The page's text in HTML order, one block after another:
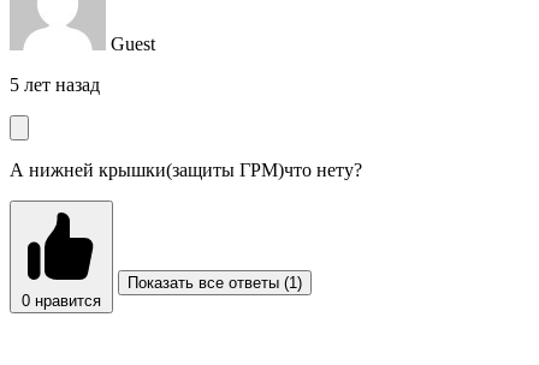
Guest
5 лет назад
А нижней крышки(защиты ГРМ)что нету?
0 нравится
Показать все ответы (1)